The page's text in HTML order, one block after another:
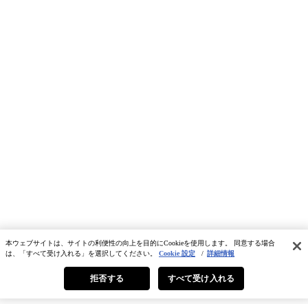
本ウェブサイトは、サイトの利便性の向上を目的にCookieを使用します。 同意する場合
は、「すべて受け入れる」を選択してください。 Cookie 設定 / 詳細情報
拒否する すべて受け入れる